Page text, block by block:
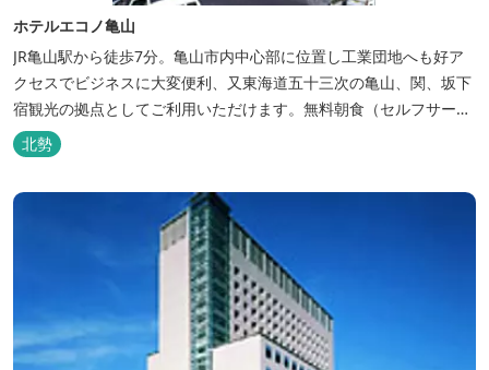
ホテルエコノ亀山
JR亀山駅から徒歩7分。亀山市内中心部に位置し工業団地へも好ア
クセスでビジネスに大変便利、又東海道五十三次の亀山、関、坂下
宿観光の拠点としてご利用いただけます。無料朝食（セルフサービ
ス）、無料駐車場付で低価格な高機能ホテルです。
北勢